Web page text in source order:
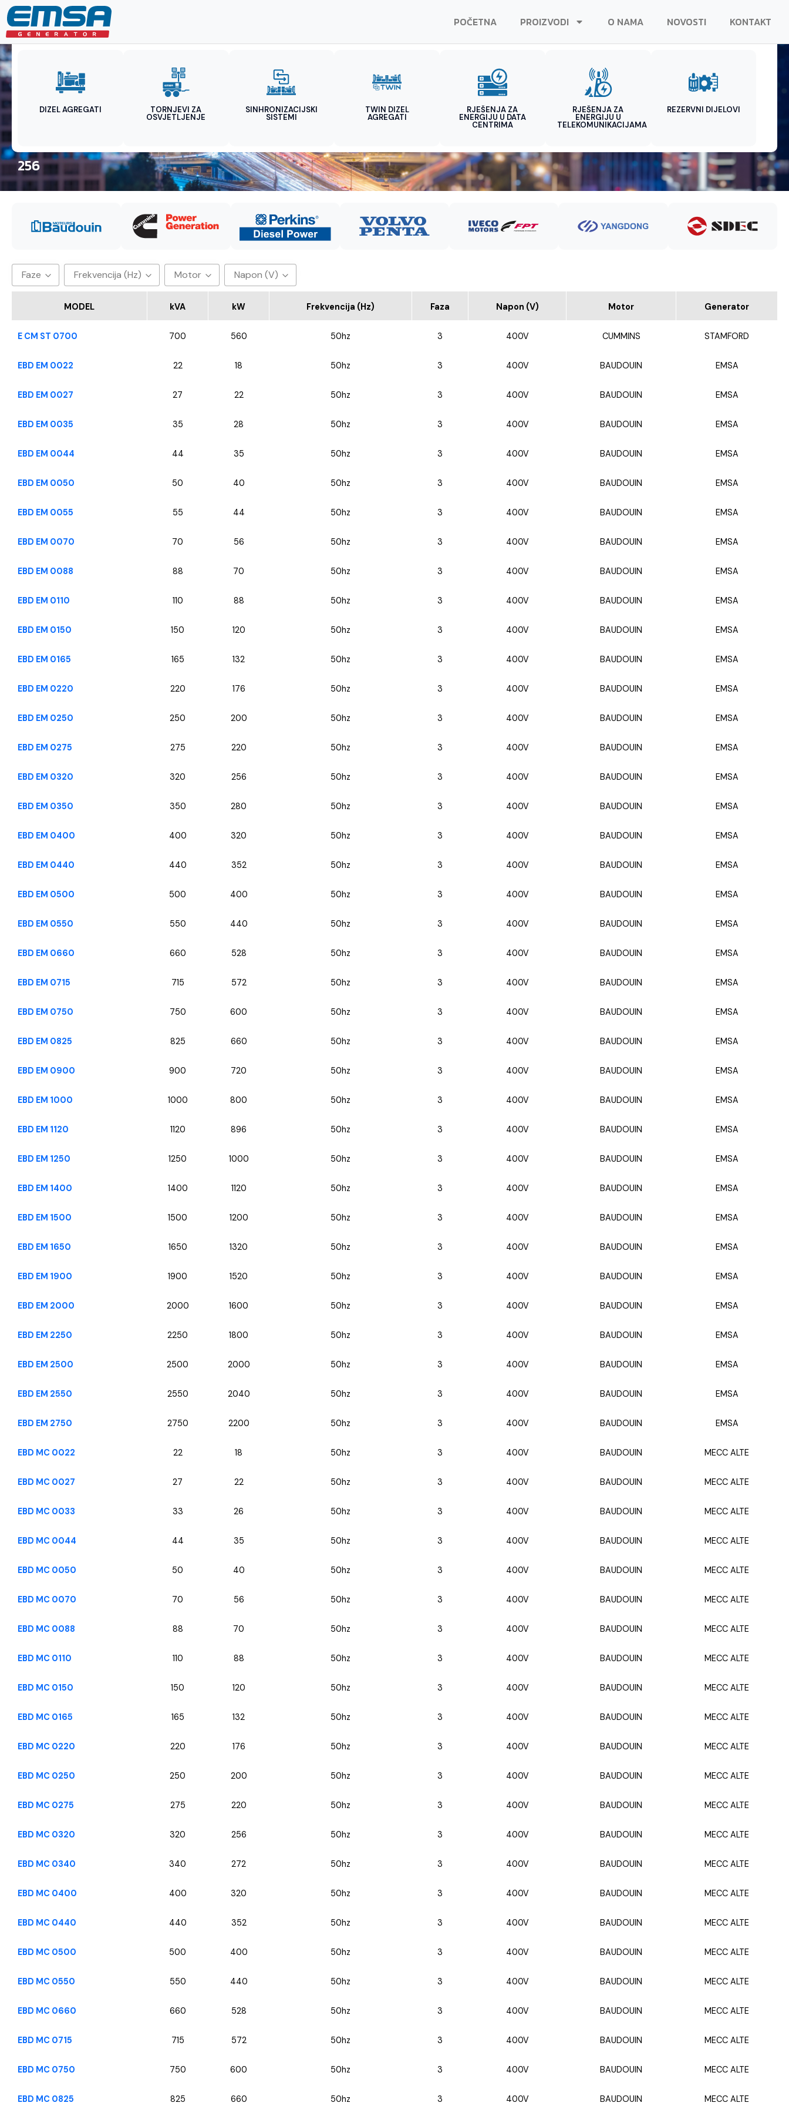
POČETNA PROIZVODI O NAMA NOVOSTI KONTAKT
DIZEL AGREGATI TORNJEVI ZA
OSVJETLJENJE
SINHRONIZACIJSKI
SISTEMI
TWIN DIZEL
AGREGATI
RJEŠENJA ZA
ENERGIJU U DATA
CENTRIMA
RJEŠENJA ZA
ENERGIJU U
TELEKOMUNIKACIJAMA
REZERVNI DIJELOVI
256
Faze Frekvencija (Hz)
50hz
Motor
Baudouin
CUMMINS
FPT - Iveco
Perkins
VOLVO
YANGDONG
Napon (V)
400V
MODEL kVA kW Frekvencija (Hz) Faza Napon (V) Motor Generator
E CM ST 0700 700 560 50hz 3 400V CUMMINS STAMFORD
EBD EM 0022 22 18 50hz 3 400V BAUDOUIN EMSA
EBD EM 0027 27 22 50hz 3 400V BAUDOUIN EMSA
EBD EM 0035 35 28 50hz 3 400V BAUDOUIN EMSA
EBD EM 0044 44 35 50hz 3 400V BAUDOUIN EMSA
EBD EM 0050 50 40 50hz 3 400V BAUDOUIN EMSA
EBD EM 0055 55 44 50hz 3 400V BAUDOUIN EMSA
EBD EM 0070 70 56 50hz 3 400V BAUDOUIN EMSA
EBD EM 0088 88 70 50hz 3 400V BAUDOUIN EMSA
EBD EM 0110 110 88 50hz 3 400V BAUDOUIN EMSA
EBD EM 0150 150 120 50hz 3 400V BAUDOUIN EMSA
EBD EM 0165 165 132 50hz 3 400V BAUDOUIN EMSA
EBD EM 0220 220 176 50hz 3 400V BAUDOUIN EMSA
EBD EM 0250 250 200 50hz 3 400V BAUDOUIN EMSA
EBD EM 0275 275 220 50hz 3 400V BAUDOUIN EMSA
EBD EM 0320 320 256 50hz 3 400V BAUDOUIN EMSA
EBD EM 0350 350 280 50hz 3 400V BAUDOUIN EMSA
EBD EM 0400 400 320 50hz 3 400V BAUDOUIN EMSA
EBD EM 0440 440 352 50hz 3 400V BAUDOUIN EMSA
EBD EM 0500 500 400 50hz 3 400V BAUDOUIN EMSA
EBD EM 0550 550 440 50hz 3 400V BAUDOUIN EMSA
EBD EM 0660 660 528 50hz 3 400V BAUDOUIN EMSA
EBD EM 0715 715 572 50hz 3 400V BAUDOUIN EMSA
EBD EM 0750 750 600 50hz 3 400V BAUDOUIN EMSA
EBD EM 0825 825 660 50hz 3 400V BAUDOUIN EMSA
EBD EM 0900 900 720 50hz 3 400V BAUDOUIN EMSA
EBD EM 1000 1000 800 50hz 3 400V BAUDOUIN EMSA
EBD EM 1120 1120 896 50hz 3 400V BAUDOUIN EMSA
EBD EM 1250 1250 1000 50hz 3 400V BAUDOUIN EMSA
EBD EM 1400 1400 1120 50hz 3 400V BAUDOUIN EMSA
EBD EM 1500 1500 1200 50hz 3 400V BAUDOUIN EMSA
EBD EM 1650 1650 1320 50hz 3 400V BAUDOUIN EMSA
EBD EM 1900 1900 1520 50hz 3 400V BAUDOUIN EMSA
EBD EM 2000 2000 1600 50hz 3 400V BAUDOUIN EMSA
EBD EM 2250 2250 1800 50hz 3 400V BAUDOUIN EMSA
EBD EM 2500 2500 2000 50hz 3 400V BAUDOUIN EMSA
EBD EM 2550 2550 2040 50hz 3 400V BAUDOUIN EMSA
EBD EM 2750 2750 2200 50hz 3 400V BAUDOUIN EMSA
EBD MC 0022 22 18 50hz 3 400V BAUDOUIN MECC ALTE
EBD MC 0027 27 22 50hz 3 400V BAUDOUIN MECC ALTE
EBD MC 0033 33 26 50hz 3 400V BAUDOUIN MECC ALTE
EBD MC 0044 44 35 50hz 3 400V BAUDOUIN MECC ALTE
EBD MC 0050 50 40 50hz 3 400V BAUDOUIN MECC ALTE
EBD MC 0070 70 56 50hz 3 400V BAUDOUIN MECC ALTE
EBD MC 0088 88 70 50hz 3 400V BAUDOUIN MECC ALTE
EBD MC 0110 110 88 50hz 3 400V BAUDOUIN MECC ALTE
EBD MC 0150 150 120 50hz 3 400V BAUDOUIN MECC ALTE
EBD MC 0165 165 132 50hz 3 400V BAUDOUIN MECC ALTE
EBD MC 0220 220 176 50hz 3 400V BAUDOUIN MECC ALTE
EBD MC 0250 250 200 50hz 3 400V BAUDOUIN MECC ALTE
EBD MC 0275 275 220 50hz 3 400V BAUDOUIN MECC ALTE
EBD MC 0320 320 256 50hz 3 400V BAUDOUIN MECC ALTE
EBD MC 0340 340 272 50hz 3 400V BAUDOUIN MECC ALTE
EBD MC 0400 400 320 50hz 3 400V BAUDOUIN MECC ALTE
EBD MC 0440 440 352 50hz 3 400V BAUDOUIN MECC ALTE
EBD MC 0500 500 400 50hz 3 400V BAUDOUIN MECC ALTE
EBD MC 0550 550 440 50hz 3 400V BAUDOUIN MECC ALTE
EBD MC 0660 660 528 50hz 3 400V BAUDOUIN MECC ALTE
EBD MC 0715 715 572 50hz 3 400V BAUDOUIN MECC ALTE
EBD MC 0750 750 600 50hz 3 400V BAUDOUIN MECC ALTE
EBD MC 0825 825 660 50hz 3 400V BAUDOUIN MECC ALTE